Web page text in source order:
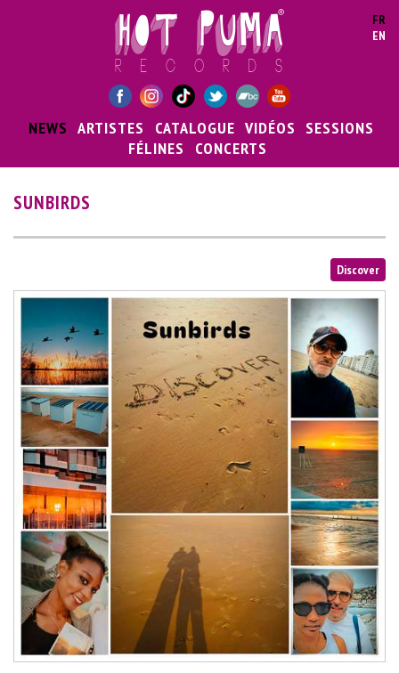
FR
EN
NEWS ARTISTES CATALOGUE VIDÉOS SESSIONS
FÉLINES
CONCERTS
SUNBIRDS
Discover